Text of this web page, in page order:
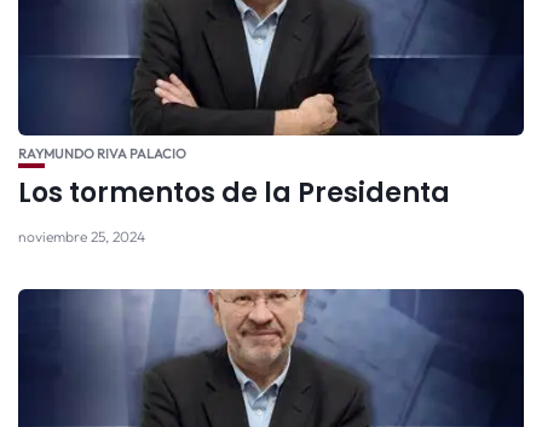
RAYMUNDO RIVA PALACIO
Los tormentos de la Presidenta
noviembre 25, 2024